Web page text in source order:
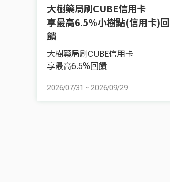
大樹藥局刷CUBE信用卡
享最高6.5%小樹點(信用卡)回
饋
大樹藥局刷CUBE信用卡
享最高6.5%回饋
2026/07/31 ~ 2026/09/29